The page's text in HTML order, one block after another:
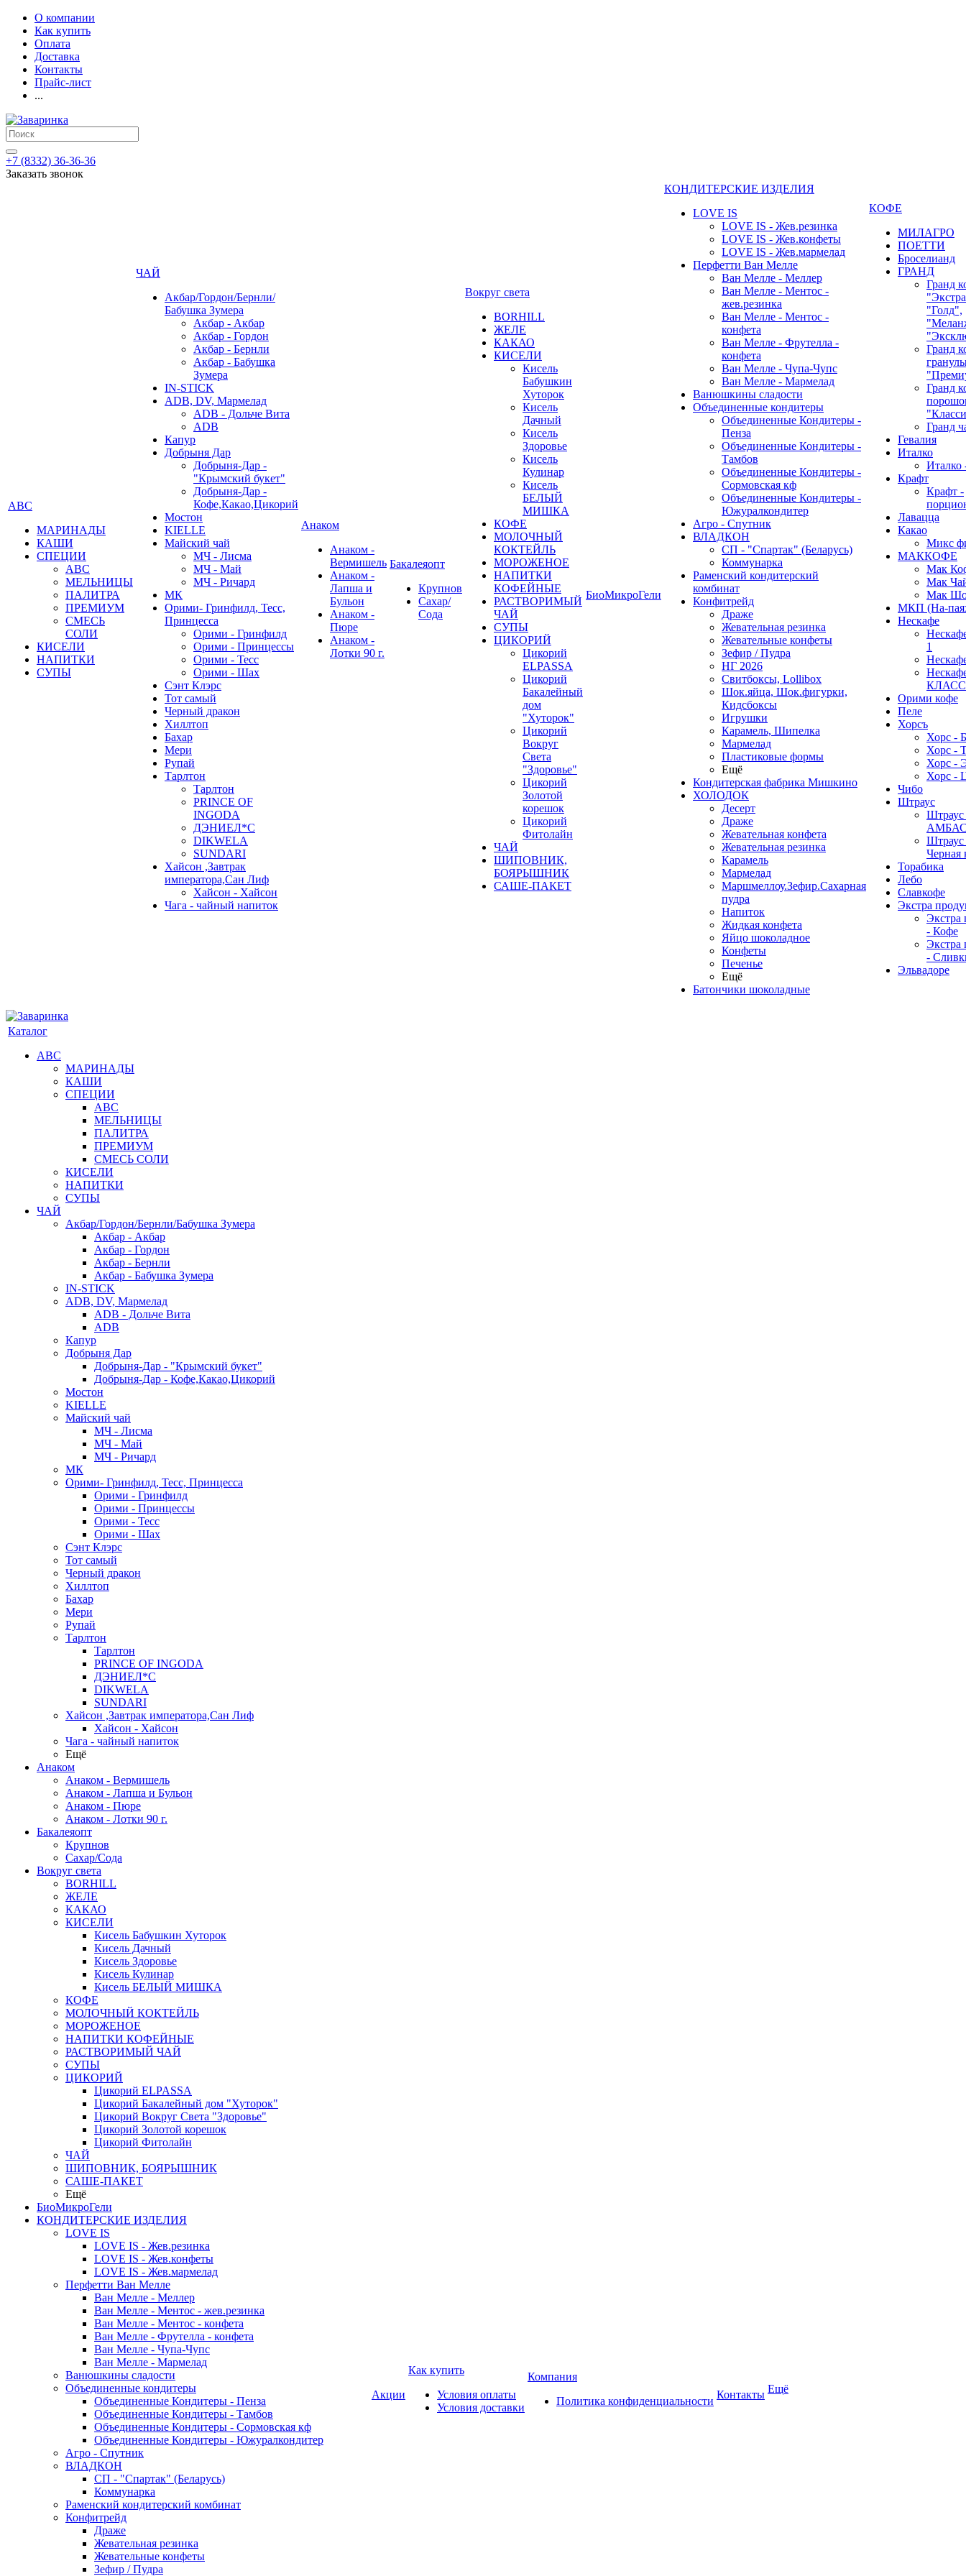
О компании
Как купить
Оплата
Доставка
Контакты
Прайс-лист
...
+7 (8332) 36-36-36
Заказать звонок
АВС
МАРИНАДЫ
КАШИ
СПЕЦИИ
АВС
МЕЛЬНИЦЫ
ПАЛИТРА
ПРЕМИУМ
СМЕСЬ
СОЛИ
КИСЕЛИ
НАПИТКИ
СУПЫ
ЧАЙ
Акбар/Гордон/Бернли/
Бабушка Зумера
Акбар - Акбар
Акбар - Гордон
Акбар - Бернли
Акбар - Бабушка
Зумера
IN-STICK
ADB, DV, Мармелад
ADB - Дольче Вита
ADB
Капур
Добрыня Дар
Добрыня-Дар -
"Крымский букет"
Добрыня-Дар -
Кофе,Какао,Цикорий
Мостон
KIELLE
Майский чай
МЧ - Лисма
МЧ - Май
МЧ - Ричард
МК
Орими- Гринфилд, Тесс,
Принцесса
Орими - Гринфилд
Орими - Принцессы
Орими - Тесс
Орими - Шах
Сэнт Клэрс
Тот самый
Черный дракон
Хиллтоп
Бахар
Мери
Рупай
Тарлтон
Тарлтон
PRINCE OF
INGODA
ДЭНИЕЛ*С
DIKWELA
SUNDARI
Хайсон ,Завтрак
императора,Сан Лиф
Хайсон - Хайсон
Чага - чайный напиток
Анаком
Анаком -
Вермишель
Анаком -
Лапша и
Бульон
Анаком -
Пюре
Анаком -
Лотки 90 г.
Бакалеяопт
Крупнов
Сахар/
Сода
Вокруг света
BORHILL
ЖЕЛЕ
КАКАО
КИСЕЛИ
Кисель
Бабушкин
Хуторок
Кисель
Дачный
Кисель
Здоровье
Кисель
Кулинар
Кисель
БЕЛЫЙ
МИШКА
КОФЕ
МОЛОЧНЫЙ
КОКТЕЙЛЬ
МОРОЖЕНОЕ
НАПИТКИ
КОФЕЙНЫЕ
РАСТВОРИМЫЙ
ЧАЙ
СУПЫ
ЦИКОРИЙ
Цикорий
ELPASSA
Цикорий
Бакалейный
дом
"Хуторок"
Цикорий
Вокруг
Света
"Здоровье"
Цикорий
Золотой
корешок
Цикорий
Фитолайн
ЧАЙ
ШИПОВНИК,
БОЯРЫШНИК
САШЕ-ПАКЕТ
БиоМикроГели
КОНДИТЕРСКИЕ ИЗДЕЛИЯ
LOVE IS
LOVE IS - Жев.резинка
LOVE IS - Жев.конфеты
LOVE IS - Жев.мармелад
Перфетти Ван Мелле
Ван Мелле - Меллер
Ван Мелле - Ментос -
жев.резинка
Ван Мелле - Ментос -
конфета
Ван Мелле - Фрутелла -
конфета
Ван Мелле - Чупа-Чупс
Ван Мелле - Мармелад
Ванюшкины сладости
Объединенные кондитеры
Объединенные Кондитеры -
Пенза
Объединенные Кондитеры -
Тамбов
Объединенные Кондитеры -
Сормовская кф
Объединенные Кондитеры -
Южуралкондитер
Агро - Спутник
ВЛАДКОН
СП - "Спартак" (Беларусь)
Коммунарка
Раменский кондитерский
комбинат
Конфитрейд
Драже
Жевательная резинка
Жевательные конфеты
Зефир / Пудра
НГ 2026
Свитбоксы, Lollibox
Шок.яйца, Шок.фигурки,
Кидсбоксы
Игрушки
Карамель, Шипелка
Мармелад
Пластиковые формы
Ещё
Кондитерская фабрика Мишкино
ХОЛОДОК
Десерт
Драже
Жевательная конфета
Жевательная резинка
Карамель
Мармелад
Маршмеллоу.Зефир.Сахарная
пудра
Напиток
Жидкая конфета
Яйцо шоколадное
Конфеты
Печенье
Ещё
Батончики шоколадные
КОФЕ
МИЛАГРО
ПОЕТТИ
Броселианд
ГРАНД
Гранд
"Голд",
Гранд
Гранд
Гранд
Гевалия
Италко
Италко
Крафт
Крафт -
Лавацца
Какао
Микс
МАККОФЕ
Мак
Мак
Мак
МКП (На-
Нескафе
1
Орими кофе
Пеле
Хорсъ
Хорс -
Хорс -
Хорс -
Хорс -
Чибо
Штраус
Штраус
Штраус
Черная
Торабика
Лебо
Славкофе
Экстра
Экстра
- Кофе
Экстра
-
Эльвадоре
Каталог
АВС
МАРИНАДЫ
КАШИ
СПЕЦИИ
АВС
МЕЛЬНИЦЫ
ПАЛИТРА
ПРЕМИУМ
СМЕСЬ СОЛИ
КИСЕЛИ
НАПИТКИ
СУПЫ
ЧАЙ
Акбар/Гордон/Бернли/Бабушка Зумера
Акбар - Акбар
Акбар - Гордон
Акбар - Бернли
Акбар - Бабушка Зумера
IN-STICK
ADB, DV, Мармелад
ADB - Дольче Вита
ADB
Капур
Добрыня Дар
Добрыня-Дар - "Крымский букет"
Добрыня-Дар - Кофе,Какао,Цикорий
Мостон
KIELLE
Майский чай
МЧ - Лисма
МЧ - Май
МЧ - Ричард
МК
Орими- Гринфилд, Тесс, Принцесса
Орими - Гринфилд
Орими - Принцессы
Орими - Тесс
Орими - Шах
Сэнт Клэрс
Тот самый
Черный дракон
Хиллтоп
Бахар
Мери
Рупай
Тарлтон
Тарлтон
PRINCE OF INGODA
ДЭНИЕЛ*С
DIKWELA
SUNDARI
Хайсон ,Завтрак императора,Сан Лиф
Хайсон - Хайсон
Чага - чайный напиток
Ещё
Анаком
Анаком - Вермишель
Анаком - Лапша и Бульон
Анаком - Пюре
Анаком - Лотки 90 г.
Бакалеяопт
Крупнов
Сахар/Сода
Вокруг света
BORHILL
ЖЕЛЕ
КАКАО
КИСЕЛИ
Кисель Бабушкин Хуторок
Кисель Дачный
Кисель Здоровье
Кисель Кулинар
Кисель БЕЛЫЙ МИШКА
КОФЕ
МОЛОЧНЫЙ КОКТЕЙЛЬ
МОРОЖЕНОЕ
НАПИТКИ КОФЕЙНЫЕ
РАСТВОРИМЫЙ ЧАЙ
СУПЫ
ЦИКОРИЙ
Цикорий ELPASSA
Цикорий Бакалейный дом "Хуторок"
Цикорий Вокруг Света "Здоровье"
Цикорий Золотой корешок
Цикорий Фитолайн
ЧАЙ
ШИПОВНИК, БОЯРЫШНИК
САШЕ-ПАКЕТ
Ещё
БиоМикроГели
КОНДИТЕРСКИЕ ИЗДЕЛИЯ
LOVE IS
LOVE IS - Жев.резинка
LOVE IS - Жев.конфеты
LOVE IS - Жев.мармелад
Перфетти Ван Мелле
Ван Мелле - Меллер
Ван Мелле - Ментос - жев.резинка
Ван Мелле - Ментос - конфета
Ван Мелле - Фрутелла - конфета
Ван Мелле - Чупа-Чупс
Ван Мелле - Мармелад
Ванюшкины сладости
Объединенные кондитеры
Объединенные Кондитеры - Пенза
Объединенные Кондитеры - Тамбов
Объединенные Кондитеры - Сормовская кф
Объединенные Кондитеры - Южуралкондитер
Агро - Спутник
ВЛАДКОН
СП - "Спартак" (Беларусь)
Коммунарка
Раменский кондитерский комбинат
Конфитрейд
Драже
Жевательная резинка
Жевательные конфеты
Зефир / Пудра
Акции
Как купить
Условия оплаты
Условия доставки
Компания
Политика конфиденциальности
Контакты Ещё